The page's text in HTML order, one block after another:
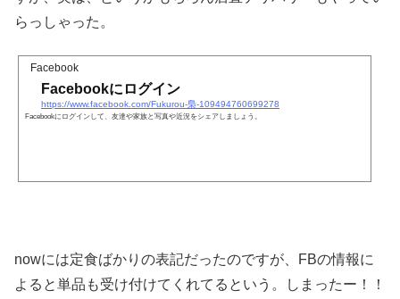
らっしゃった。
Facebook
Facebookにログイン
https://www.facebook.com/Fukurou-梟-109494760699278
Facebookにログインして、友達や家族と写真や近況をシェアしましょう。
nowには定食ばかりの表記だったのですが、FBの情報に
よると単品も受け付けてくれてるという。しまったー！！